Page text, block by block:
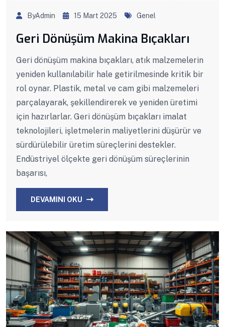
ByAdmin 15 Mart 2025 Genel
Geri Dönüşüm Makina Bıçakları
Geri dönüşüm makina bıçakları, atık malzemelerin
yeniden kullanılabilir hale getirilmesinde kritik bir
rol oynar. Plastik, metal ve cam gibi malzemeleri
parçalayarak, şekillendirerek ve yeniden üretimi
için hazırlarlar. Geri dönüşüm bıçakları imalat
teknolojileri, işletmelerin maliyetlerini düşürür ve
sürdürülebilir üretim süreçlerini destekler.
Endüstriyel ölçekte geri dönüşüm süreçlerinin
başarısı,
DEVAMINI OKU